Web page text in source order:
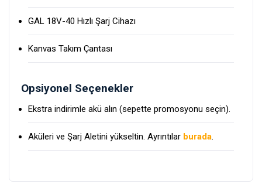
GAL 18V-40 Hızlı Şarj Cihazı
Kanvas Takım Çantası
Opsiyonel Seçenekler
Ekstra indirimle akü alın (sepette promosyonu seçin).
Aküleri ve Şarj Aletini yükseltin. Ayrıntılar burada.